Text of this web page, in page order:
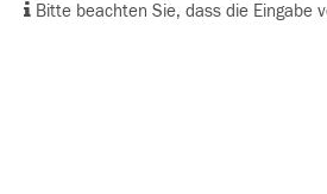
Bitte beachten Sie, dass die Eingabe